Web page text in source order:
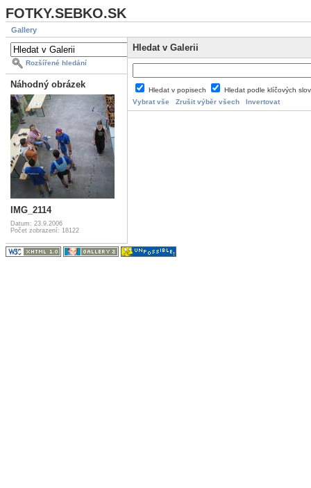
FOTKY.SEBKO.SK
Gallery
Rozšířené hledání
Náhodný obrázek
IMG_2114
Datum: 23.9.2006
Počet zobrazení: 18122
Hledat v Galerii
Hledat v popisech
Hledat podle klíčových
Vybrat vše
Zrušit výběr všech Invertovat